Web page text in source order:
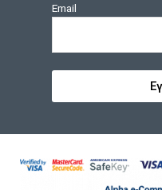
Email